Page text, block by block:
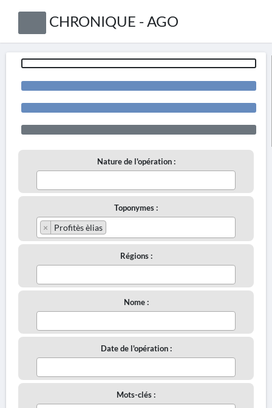
CHRONIQUE - AGO
Nature de l'opération :
Toponymes :
× Profitès èlias
Régions :
Nome :
Date de l'opération :
Mots-clés :